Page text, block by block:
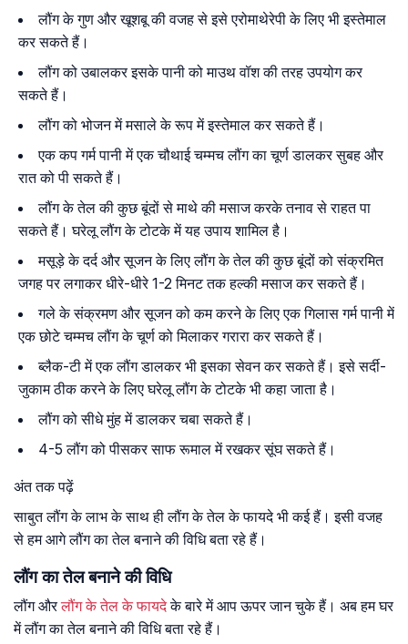
लौंग के गुण और खूशबू की वजह से इसे एरोमाथेरेपी के लिए भी इस्तेमाल
कर सकते हैं।
लौंग को उबालकर इसके पानी को माउथ वॉश की तरह उपयोग कर
सकते हैं।
लौंग को भोजन में मसाले के रूप में इस्तेमाल कर सकते हैं।
एक कप गर्म पानी में एक चौथाई चम्मच लौंग का चूर्ण डालकर सुबह और
रात को पी सकते हैं।
लौंग के तेल की कुछ बूंदों से माथे की मसाज करके तनाव से राहत पा
सकते हैं। घरेलू लौंग के टोटके में यह उपाय शामिल है।
मसूड़े के दर्द और सूजन के लिए लौंग के तेल की कुछ बूंदों को संक्रमित
जगह पर लगाकर धीरे-धीरे 1-2 मिनट तक हल्की मसाज कर सकते हैं।
गले के संक्रमण और सूजन को कम करने के लिए एक गिलास गर्म पानी में
एक छोटे चम्मच लौंग के चूर्ण को मिलाकर गरारा कर सकते हैं।
ब्लैक-टी में एक लौंग डालकर भी इसका सेवन कर सकते हैं। इसे सर्दी-
जुकाम ठीक करने के लिए घरेलू लौंग के टोटके भी कहा जाता है।
लौंग को सीधे मुंह में डालकर चबा सकते हैं।
4-5 लौंग को पीसकर साफ रूमाल में रखकर सूंघ सकते हैं।
अंत तक पढ़ें
साबुत लौंग के लाभ के साथ ही लौंग के तेल के फायदे भी कई हैं। इसी वजह
से हम आगे लौंग का तेल बनाने की विधि बता रहे हैं।
लौंग का तेल बनाने की विधि
लौंग औरलौंग के तेल के फायदेके बारे में आप ऊपर जान चुके हैं। अब हम घर
में लौंग का तेल बनाने की विधि बता रहे हैं।